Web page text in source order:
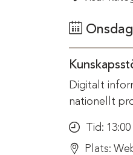
Digitalt
nationellt
Tid:
Plats: